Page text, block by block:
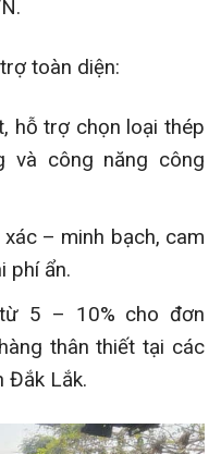
toàn diện:
hỗ trợ chọn loại thép
và công năng công
– minh bạch, cam
phí ẩn.
5 – 10% cho đơn
thân thiết tại các
Đắk Lắk.